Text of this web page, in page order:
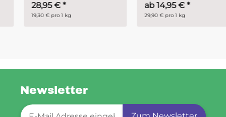
28,95 €*
19,30 € pro 1 kg
14,95 €*
29,90 € pro 1 kg
Newsletter
Newsletter-Registrierung